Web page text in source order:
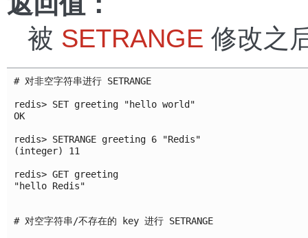
被 SETRANGE 修改之
# 对非空字符串进行 SETRANGE
redis> SET greeting "hello world"
OK
redis> SETRANGE greeting 6 "Redis"
(integer) 11
redis> GET greeting
"hello Redis"
# 对空字符串/不存在的 key 进行 SETRANGE